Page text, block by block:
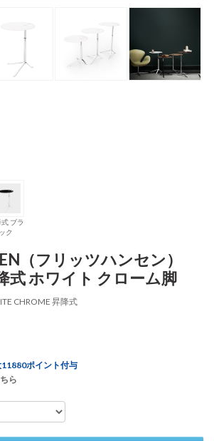
ブラ
ック
（フリッツハンセン）
式 ホワイト クローム脚
CHROME 昇降式
ポイント付与
ら